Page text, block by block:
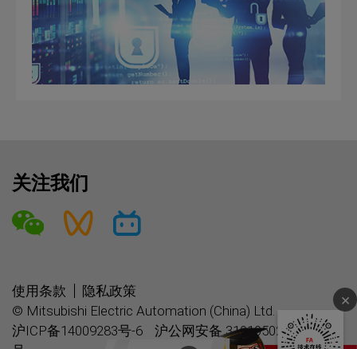
关注我们
使用条款
隐私政策
© Mitsubishi Electric Automation (China) Ltd.
沪ICP备14009283号-6
沪公网安备 31010502005046